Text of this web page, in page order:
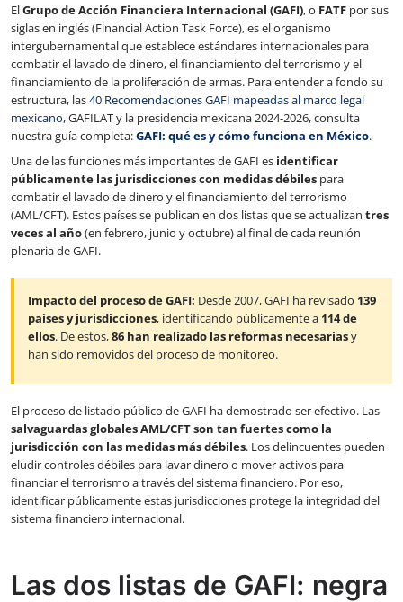
ElGrupo de Acción Financiera Internacional (GAFI), o FATF por sus
siglas en inglés (Financial Action Task Force), es el organismo
intergubernamental que establece estándares internacionales para
combatir el lavado de dinero, el financiamiento del terrorismo y el
financiamiento de la proliferación de armas. Para entender a fondo su
estructura, las40 Recomendaciones GAFI mapeadas al marco legal
mexicano, GAFILAT y la presidencia mexicana 2024-2026, consulta
nuestra guía completa:GAFI: qué es y cómo funciona en México.
Una de las funciones más importantes de GAFI es identificar
públicamente las jurisdicciones con medidas débiles para
combatir el lavado de dinero y el financiamiento del terrorismo
(AML/CFT). Estos países se publican en dos listas que se actualizan tres
veces al año(en febrero, junio y octubre) al final de cada reunión
plenaria de GAFI.
Impacto del proceso de GAFI: Desde 2007, GAFI ha revisado 139
países y jurisdicciones, identificando públicamente a 114 de
ellos. De estos,86 han realizado las reformas necesariasy
han sido removidos del proceso de monitoreo.
El proceso de listado público de GAFI ha demostrado ser efectivo. Las
salvaguardas globales AML/CFT son tan fuertes como la
jurisdicción con las medidas más débiles. Los delincuentes pueden
eludir controles débiles para lavar dinero o mover activos para
financiar el terrorismo a través del sistema financiero. Por eso,
identificar públicamente estas jurisdicciones protege la integridad del
sistema financiero internacional.
Las dos listas de GAFI: negra